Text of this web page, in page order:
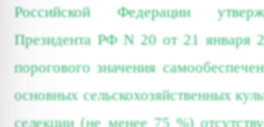
Российской Федерации
Президента РФ N 20 от 21 января
порогового значения
основных сельскохозяйственных
селекции (не менее 75 %)